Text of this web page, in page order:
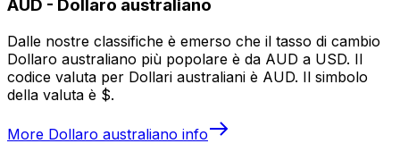
AUD - Dollaro australiano
Dalle nostre classifiche è emerso che il tasso di cambio
Dollaro australiano più popolare è da AUD a USD. Il
codice valuta per Dollari australiani è AUD. Il simbolo
della valuta è $.
More Dollaro australiano info